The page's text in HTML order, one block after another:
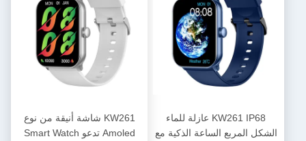
KW261 IP68 عازلة للماء
الشكل المربع الساعة الذكية مع
KW261 شاشة أنيقة من نوع
Amoled تدعو Smart Watch